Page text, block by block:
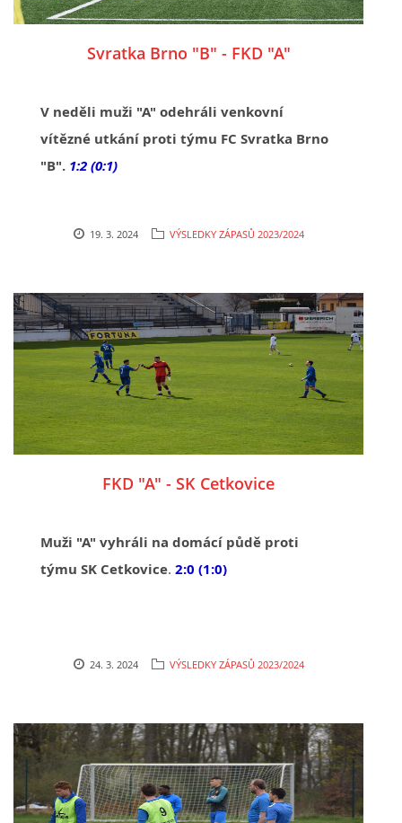
Svratka Brno "B" - FKD "A"
V neděli muži "A" odehráli venkovní
vítězné utkání proti týmu FC Svratka Brno
"B". 1:2 (0:1)
19. 3. 2024 VÝSLEDKY ZÁPASŮ 2023/2024
FKD "A" - SK Cetkovice
Muži "A" vyhráli na domácí půdě proti
týmu SK Cetkovice. 2:0 (1:0)
24. 3. 2024 VÝSLEDKY ZÁPASŮ 2023/2024